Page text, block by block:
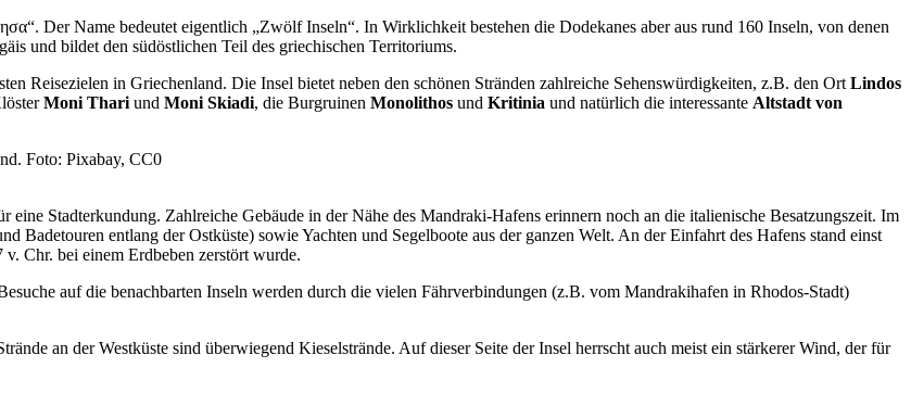
Der Name bedeutet eigentlich „Zwölf Inseln“. In Wirklichkeit bestehen die Dodekanes aber aus rund 160 Inseln, von denen
und bildet den südöstlichen Teil des griechischen Territoriums.
Reisezielen in Griechenland. Die Insel bietet neben den schönen Stränden zahlreiche Sehenswürdigkeiten, z.B. den Ort Lindos
Moni Thari und Moni Skiadi, die Burgruinen Monolithos und Kritinia und natürlich die interessante Altstadt von
eine Stadterkundung. Zahlreiche Gebäude in der Nähe des Mandraki-Hafens erinnern noch an die italienische Besatzungszeit. Im
Badetouren entlang der Ostküste) sowie Yachten und Segelboote aus der ganzen Welt. An der Einfahrt des Hafens stand einst
Chr. bei einem Erdbeben zerstört wurde.
auf die benachbarten Inseln werden durch die vielen Fährverbindungen (z.B. vom Mandrakihafen in Rhodos-Stadt)
an der Westküste sind überwiegend Kieselstrände. Auf dieser Seite der Insel herrscht auch meist ein stärkerer Wind, der für